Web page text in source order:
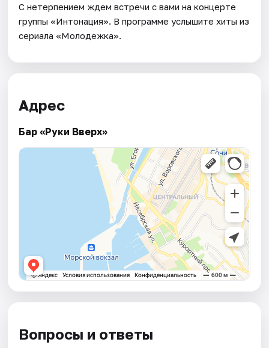
С нетерпением ждем встречи с вами на концерте
группы «Интонация». В программе услышите хиты из
сериала «Молодежка».
Адрес
Бар «Руки Вверх»
Вопросы и ответы